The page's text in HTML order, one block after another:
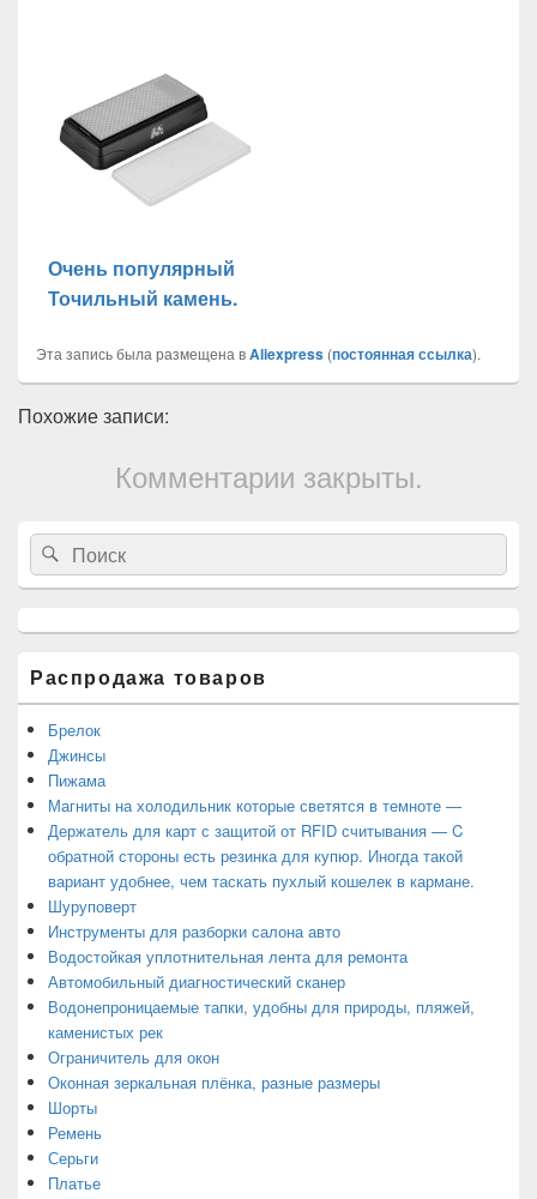
Очень популярный
Точильный камень.
Эта запись была размещена вAliexpress (постоянная ссылка).
Похожие записи:
Комментарии закрыты.
Область
основной
боковой
панели
Search
for:
Search
Распродажа товаров
Брелок
Джинсы
Пижама
Магниты на холодильник которые светятся в темноте —
Держатель для карт с защитой от RFID считывания — C
обратной стороны есть резинка для купюр. Иногда такой
вариант удобнее, чем таскать пухлый кошелек в кармане.
Шуруповерт
Инструменты для разборки салона авто
Водостойкая уплотнительная лента для ремонта
Автомобильный диагностический сканер
Водонепроницаемые тапки, удобны для природы, пляжей,
каменистых рек
Ограничитель для окон
Оконная зеркальная плёнка, разные размеры
Шорты
Ремень
Серьги
Платье